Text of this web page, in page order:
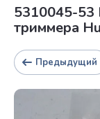
5310045-53
триммера
Предыдущий